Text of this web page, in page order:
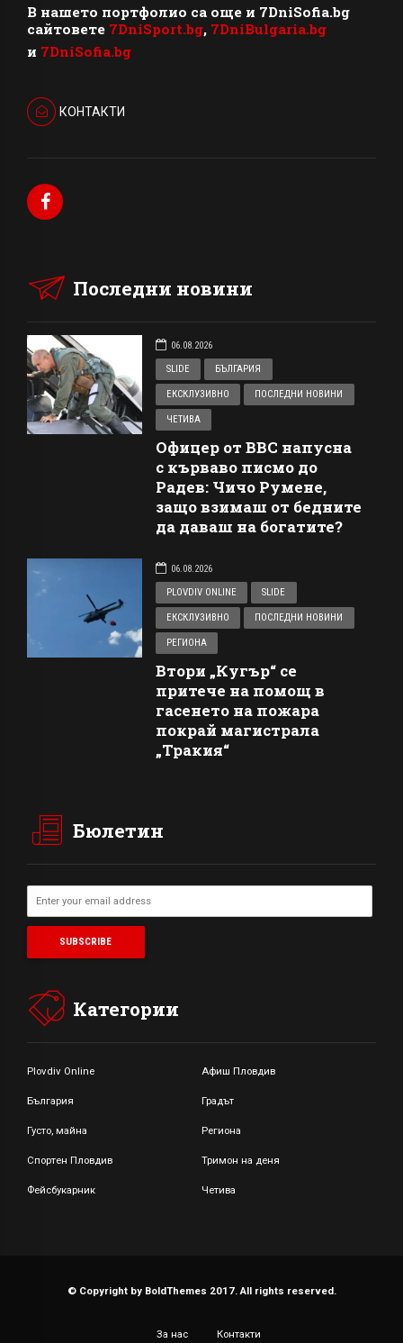
В нашето портфолио са още и 7DniSofia.bg
сайтовете 7DniSport.bg, 7DniBulgaria.bg
и 7DniSofia.bg
КОНТАКТИ
Последни новини
06.08.2026
SLIDE
БЪЛГАРИЯ
ЕКСКЛУЗИВНО ПОСЛЕДНИ НОВИНИ
ЧЕТИВА
Офицер от ВВС напусна
с кърваво писмо до
Радев: Чичо Румене,
защо взимаш от бедните
да даваш на богатите?
06.08.2026
PLOVDIV ONLINE
SLIDE
ЕКСКЛУЗИВНО ПОСЛЕДНИ НОВИНИ
РЕГИОНА
Втори „Кугър“ се
притече на помощ в
гасенето на пожара
покрай магистрала
„Тракия“
Бюлетин
Категории
Plovdiv Online Афиш Пловдив
България Градът
Густо, майна Региона
Спортен Пловдив Тримон на деня
Фейсбукарник Четива
© Copyright by BoldThemes 2017. All rights reserved.
За нас Контакти